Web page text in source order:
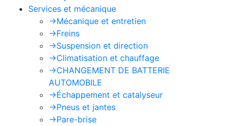
Services et mécanique
->Mécanique et entretien
->Freins
->Suspension et direction
->Climatisation et chauffage
->CHANGEMENT DE BATTERIE
AUTOMOBILE
->Échappement et catalyseur
->Pneus et jantes
->Pare-brise